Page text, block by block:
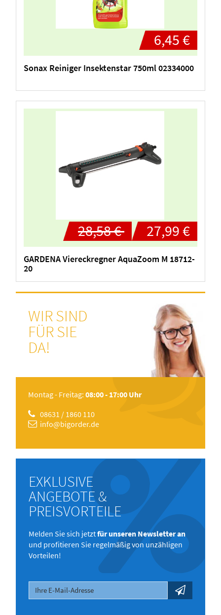
6,45 €
Sonax Reiniger Insektenstar 750ml 02334000
28,58 € 27,99 €
GARDENA Viereckregner AquaZoom M 18712-
20
WIR SIND
FÜR SIE
DA!
Montag - Freitag: 08:00 - 17:00 Uhr
08631 / 1860 110
info@bigorder.de
EXKLUSIVE
ANGEBOTE &
PREISVORTEILE
Melden Sie sich jetztfür unseren Newsletter an
und profitieren Sie regelmäßig von unzähligen
Vorteilen!